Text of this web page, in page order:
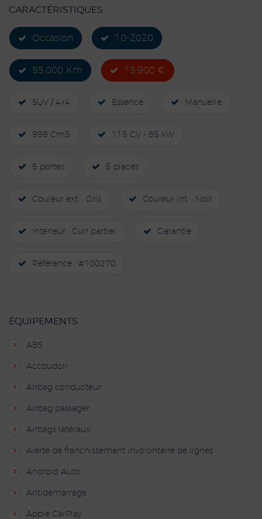
CARACTÉRISTIQUES
Occasion 10-2020
55.000 Km 13.900 €
SUV / 4x4 Essence Manuelle
999 Cm3 115 CV - 85 kW
5 portes 5 places
Couleur ext. : Gris Couleur int. : Noir
Intérieur : Cuir partiel Garantie
Référence : #100270
ÉQUIPEMENTS
ABS
Accoudoir
Airbag conducteur
Airbag passager
Airbags latéraux
Alerte de franchissement involontaire de lignes
Android Auto
Antidémarrage
Apple CarPlay